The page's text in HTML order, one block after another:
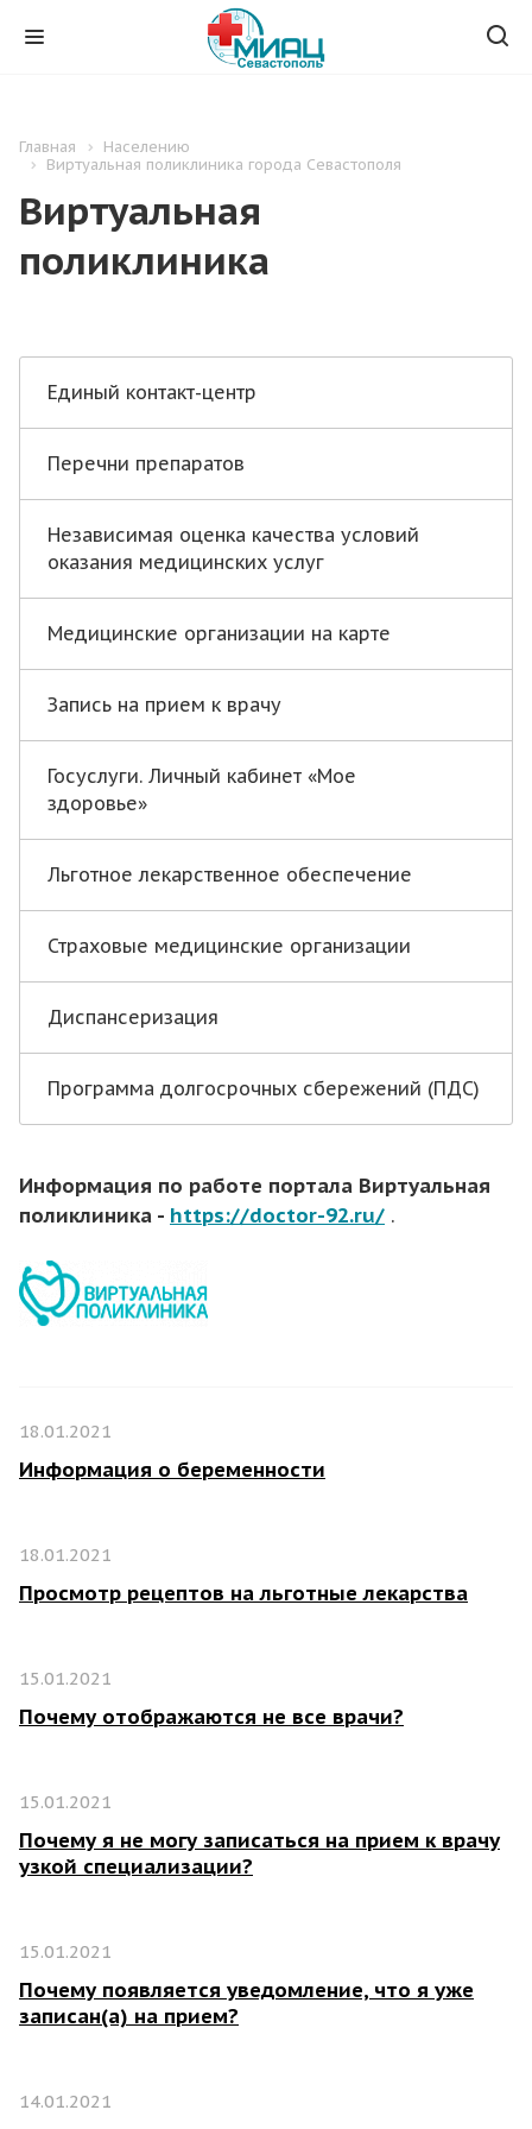
Главная
Населению
Виртуальная поликлиника города Севастополя
Виртуальная
поликлиника
Единый контакт-центр
Перечни препаратов
Независимая оценка качества условий
оказания медицинских услуг
Медицинские организации на карте
Запись на прием к врачу
Госуслуги. Личный кабинет «Мое
здоровье»
Льготное лекарственное обеспечение
Страховые медицинские организации
Диспансеризация
Программа долгосрочных сбережений (ПДС)
Информация по работе портала Виртуальная
поликлиника - https://doctor-92.ru/ .
18.01.2021
Информация о беременности
18.01.2021
Просмотр рецептов на льготные лекарства
15.01.2021
Почему отображаются не все врачи?
15.01.2021
Почему я не могу записаться на прием к врачу
узкой специализации?
15.01.2021
Почему появляется уведомление, что я уже
записан(а) на прием?
14.01.2021